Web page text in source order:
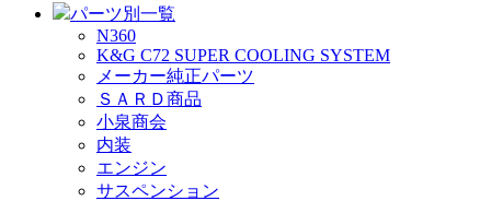
パーツ別一覧
N360
K&G C72 SUPER COOLING SYSTEM
メーカー純正パーツ
ＳＡＲＤ商品
小泉商会
内装
エンジン
サスペンション